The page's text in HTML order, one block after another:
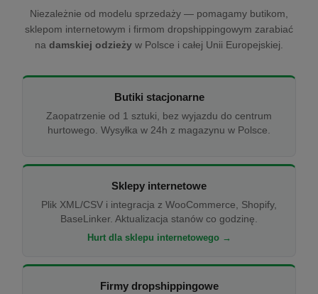
Niezależnie od modelu sprzedaży — pomagamy butikom,
sklepom internetowym i firmom dropshippingowym zarabiać
na damskiej odzieży w Polsce i całej Unii Europejskiej.
Butiki stacjonarne
Zaopatrzenie od 1 sztuki, bez wyjazdu do centrum
hurtowego. Wysyłka w 24h z magazynu w Polsce.
Sklepy internetowe
Plik XML/CSV i integracja z WooCommerce, Shopify,
BaseLinker. Aktualizacja stanów co godzinę.
Hurt dla sklepu internetowego →
Firmy dropshippingowe